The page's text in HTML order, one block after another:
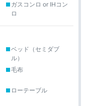
ガスコンロ or IHコン
ロ
ベッド（セミダブ
ル）
毛布
ローテーブル